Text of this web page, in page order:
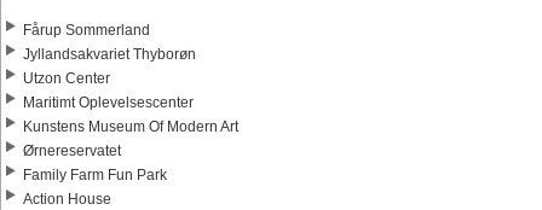
Fårup Sommerland
Jyllandsakvariet Thyborøn
Utzon Center
Maritimt Oplevelsescenter
Kunstens Museum Of Modern Art
Ørnereservatet
Family Farm Fun Park
Action House